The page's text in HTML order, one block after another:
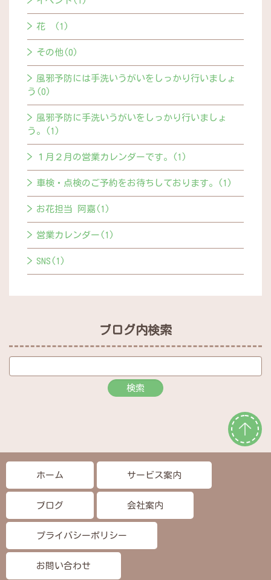
花 (1)
その他(0)
風邪予防には手洗いうがいをしっかり行いましょ
う(0)
風邪予防に手洗いうがいをしっかり行いましょ
う。(1)
１月２月の営業カレンダーです。(1)
車検・点検のご予約をお待ちしております。(1)
お花担当 阿嘉(1)
営業カレンダー(1)
SNS(1)
ブログ内検索
ホーム サービス案内
ブログ 会社案内
プライバシーポリシー
お問い合わせ